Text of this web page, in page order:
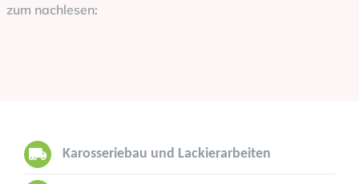
zum nachlesen:
Karosseriebau und Lackierarbeiten